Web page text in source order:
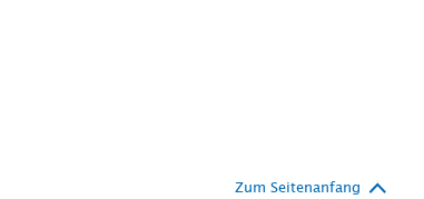
Zum Seitenanfang